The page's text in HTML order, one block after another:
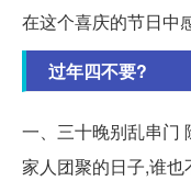
在这个喜庆的节日中
过年四不要?
一、三十晚别乱串门
家人团聚的日子,谁